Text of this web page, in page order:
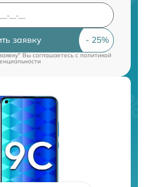
заявку
Вы соглашаетесь cполитикой